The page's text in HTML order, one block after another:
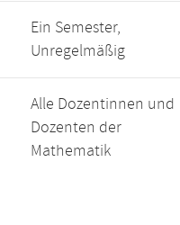
Ein Semester,
Unregelmäßig
Alle Dozentinnen und
Dozenten der
Mathematik